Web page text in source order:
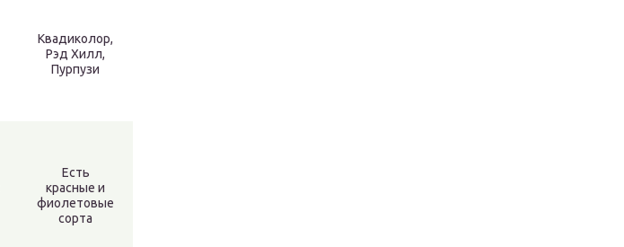
Квадиколор,
Рэд Хилл,
Пурпузи
Есть
красные и
фиолетовые
сорта